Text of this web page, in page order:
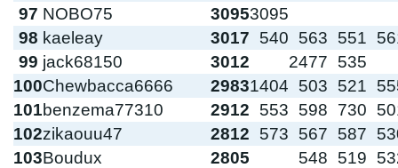
97 NOBO75 30953095
98 kaeleay 3017 540 563 551
99 jack68150 3012 2477
535
100Chewbacca6666 29831404 503 521
101benzema77310 2912 553 598 730
102zikaouu47 2812 573 567 587
103Boudux 2805 548 519